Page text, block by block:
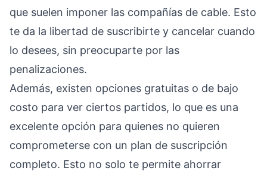
que suelen imponer las compañías de cable. Esto
te da la libertad de suscribirte y cancelar cuando
lo desees, sin preocuparte por las
penalizaciones.
Además, existen opciones gratuitas o de bajo
costo para ver ciertos partidos, lo que es una
excelente opción para quienes no quieren
comprometerse con un plan de suscripción
completo. Esto no solo te permite ahorrar